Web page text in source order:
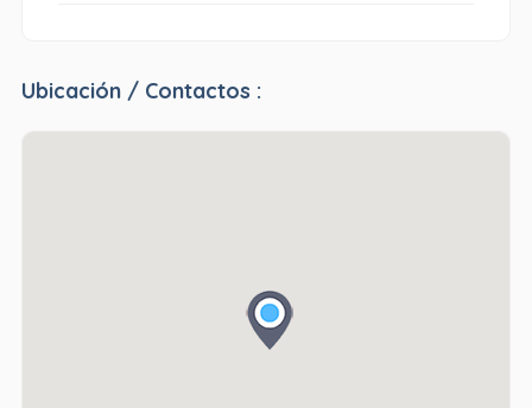
Ubicación / Contactos :